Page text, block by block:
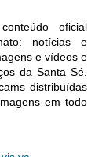
oficial
notícias e
e vídeos e
da Santa Sé.
distribuídas
em todo